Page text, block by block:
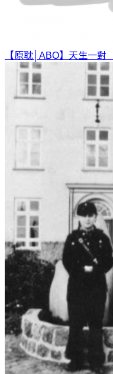
【原耽│ABO】天生一對